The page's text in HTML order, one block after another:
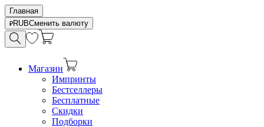
Главная
RUBСменить валюту
Магазин
Импринты
Бестселлеры
Бесплатные
Скидки
Подборки